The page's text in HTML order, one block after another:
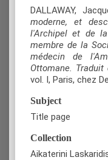
DALLAWAY,
moderne, et
l'Archipel et de la
membre de la
médecin de
Ottomane.
vol. Ι, Paris, chez
Subject
Title page
Collection
Aikaterini